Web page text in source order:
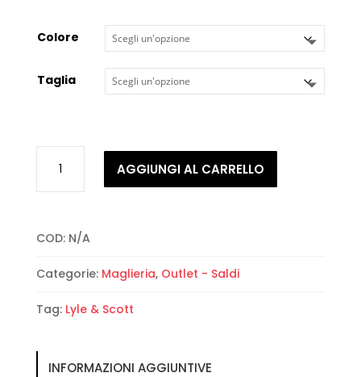
Colore
Taglia
Scott
Merino
Jumper
quantità
AGGIUNGI AL CARRELLO
COD: N/A
Categorie: Maglieria, Outlet - Saldi
Tag: Lyle & Scott
INFORMAZIONI AGGIUNTIVE